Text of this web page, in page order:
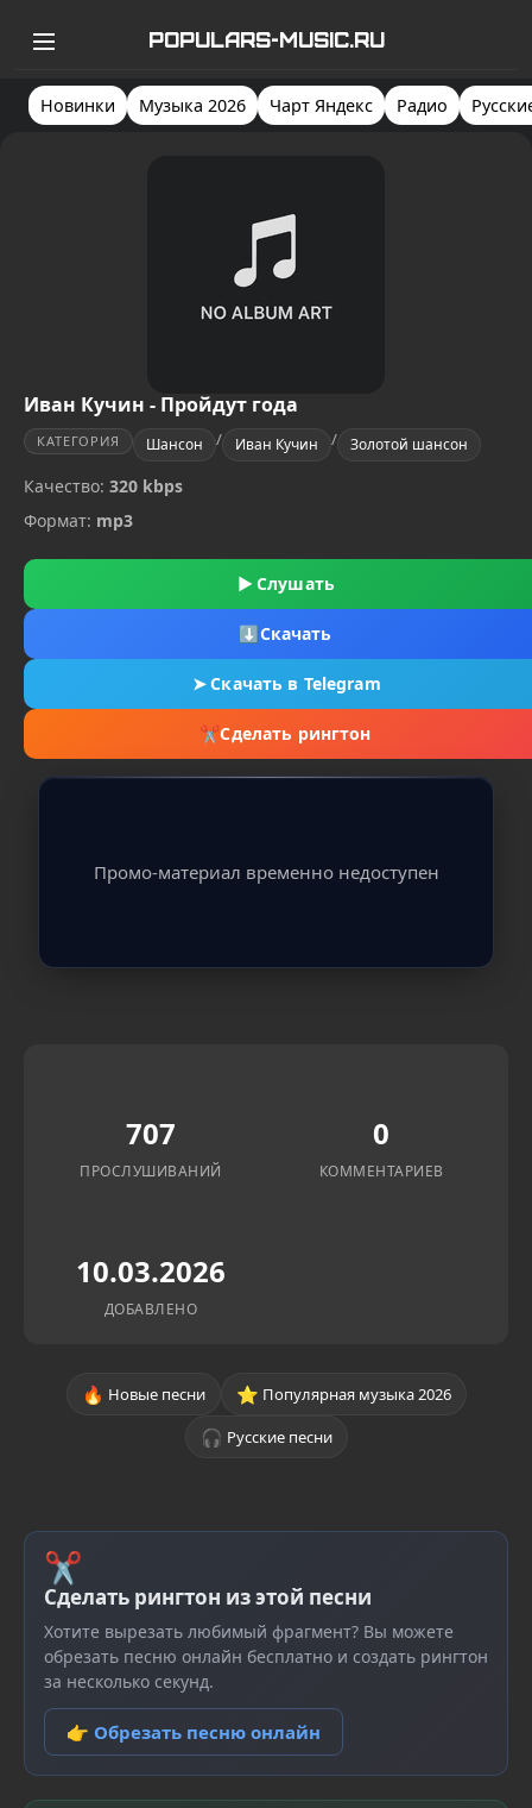
POPULARS-MUSIC.RU
Новинки Музыка 2026 Чарт Яндекс Радио
Иван Кучин - Пройдут года
КАТЕГОРИЯ Шансон / Иван Кучин / Золотой шансон
Качество: 320 kbps
Формат: mp3
▶ Слушать
⬇Скачать
➤Скачать в Telegram
✂Сделать рингтон
Промо-материал временно недоступен
707
ПРОСЛУШИВАНИЙ
0
КОММЕНТАРИЕВ
10.03.2026
ДОБАВЛЕНО
🔥 Новые песни ⭐ Популярная музыка 2026
🎧 Русские песни
✂
Сделать рингтон из этой песни
Хотите вырезать любимый фрагмент? Вы можете
обрезать песню онлайн бесплатно и создать рингтон
за несколько секунд.
👉 Обрезать песню онлайн